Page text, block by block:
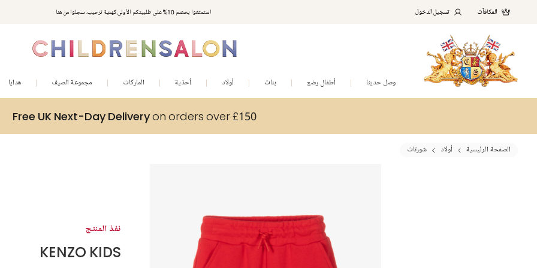
استمتعوا بخصم 10% على طلبيتكم الأولى كهدية ترحيب. سجلوا من هنا المكافآت تسجيل الدخول
وصل حديثا أطفال رضع بنات أولاد أحذية الماركات مجموعة الصيف هدايا
Free UK Next-Day Deliveryon orders over £150
الصفحة الرئيسية أولاد شورتات
نفذ المنتج
KENZO KIDS